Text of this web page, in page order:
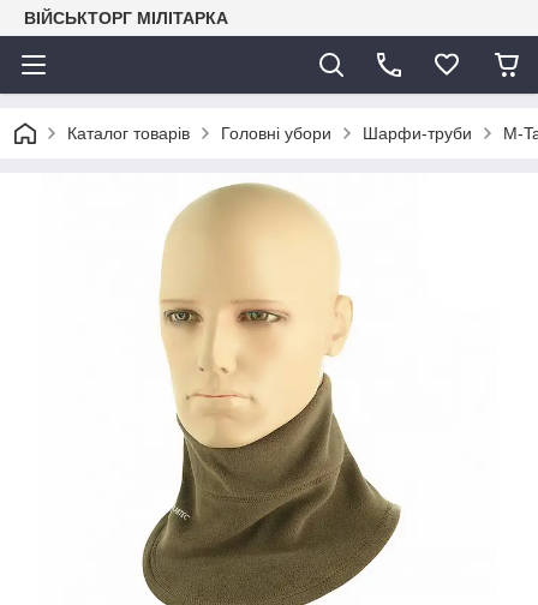
ВІЙСЬКТОРГ МІЛІТАРКА
Каталог товарів Головні убори Шарфи-труби M-